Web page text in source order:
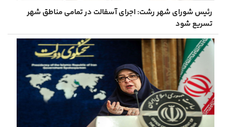
رئیس شورای شهر رشت: اجرای آسفالت در تمامی مناطق شهر
تسریع شود